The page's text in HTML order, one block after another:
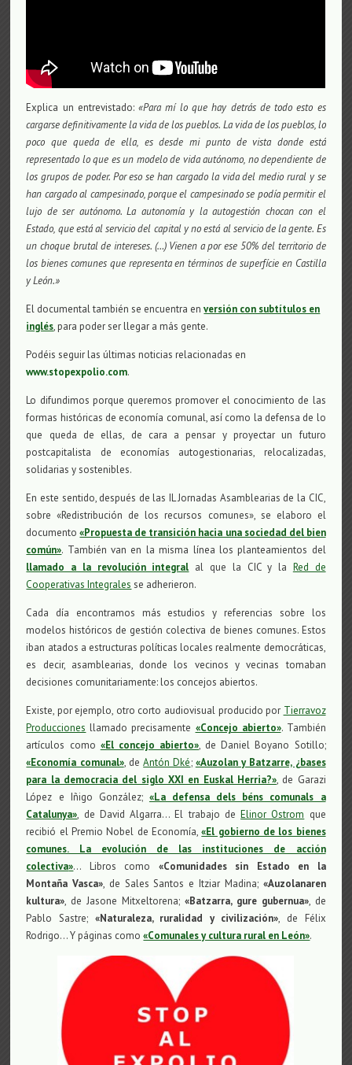
Explica un entrevistado:«Para mí lo que hay detrás de todo esto es
cargarse definitivamente la vida de los pueblos. La vida de los pueblos, lo
poco que queda de ella, es desde mi punto de vista donde está
representado lo que es un modelo de vida autónomo, no dependiente de
los grupos de poder. Por eso se han cargado la vida del medio rural y se
han cargado al campesinado, porque el campesinado se podía permitir el
lujo de ser autónomo. La autonomía y la autogestión chocan con el
Estado, que está al servicio del capital y no está al servicio de la gente. Es
un choque brutal de intereses. (…) Vienen a por ese 50% del territorio de
los bienes comunes que representa en términos de superfície en Castilla
y León.»
El documental también se encuentra enversión con subtítulos en
inglés, para poder ser llegar a más gente.
Podéis seguir las últimas noticias relacionadas en
www.stopexpolio.com.
Lo difundimos porque queremos promover el conocimiento de las
formas históricas de economía comunal, así como la defensa de lo
que queda de ellas, de cara a pensar y proyectar un futuro
postcapitalista de economías autogestionarias, relocalizadas,
solidarias y sostenibles.
En este sentido, después de las IL Jornadas Asamblearias de la CIC,
sobre «Redistribución de los recursos comunes», se elaboro el
documento«Propuesta de transición hacia una sociedad del bien
común». También van en la misma línea los planteamientos del
llamado a la revolución integral al que la CIC y la Red de
Cooperativas Integrales se adherieron.
Cada día encontramos más estudios y referencias sobre los
modelos históricos de gestión colectiva de bienes comunes. Estos
iban atados a estructuras políticas locales realmente democráticas,
es decir, asamblearias, donde los vecinos y vecinas tomaban
decisiones comunitariamente: los concejos abiertos.
Existe, por ejemplo, otro corto audiovisual producido por Tierravoz
Producciones llamado precisamente «Concejo abierto». También
artículos como «El concejo abierto», de Daniel Boyano Sotillo;
«Economía comunal», deAntón Dké; «Auzolan y Batzarre, ¿bases
para la democracia del siglo XXI en Euskal Herria?», de Garazi
López e Iñigo González; «La defensa dels béns comunals a
Catalunya», de David Algarra… El trabajo deElinor Ostrom que
recibió el Premio Nobel de Economía,«El gobierno de los bienes
comunes. La evolución de las instituciones de acción
colectiva»… Libros como «Comunidades sin Estado en la
Montaña Vasca», de Sales Santos e Itziar Madina; «Auzolanaren
kultura», de Jasone Mitxeltorena; «Batzarra, gure gubernua», de
Pablo Sastre; «Naturaleza, ruralidad y civilización», de Félix
Rodrigo… Y páginas como«Comunales y cultura rural en León».